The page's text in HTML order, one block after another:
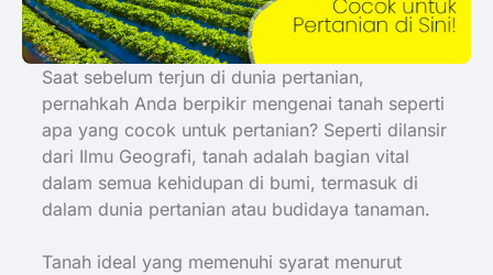
Saat sebelum terjun di dunia pertanian,
pernahkah Anda berpikir mengenai tanah seperti
apa yang cocok untuk pertanian? Seperti dilansir
dari Ilmu Geografi, tanah adalah bagian vital
dalam semua kehidupan di bumi, termasuk di
dalam dunia pertanian atau budidaya tanaman.
Tanah ideal yang memenuhi syarat menurut